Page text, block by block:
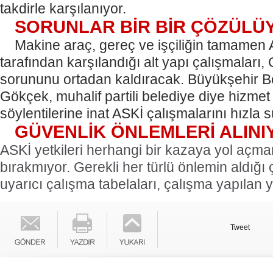
takdirle karşılanıyor.
SORUNLAR BİR BİR
Makine araç, gereç ve işçiliğin tamamen
tarafından karşılandığı alt yapı çalışmaları,
sorununu ortadan kaldıracak. Büyükşehir
Gökçek, muhalif partili belediye diye hizmet
söylentilerine inat ASKİ çalışmalarını hızla
GÜVENLİK ÖNLEMLERİ
ASKİ yetkileri herhangi bir kazaya yol
bırakmıyor. Gerekli her türlü önlemin
uyarıcı çalışma tabelaları, çalışma
Tweet